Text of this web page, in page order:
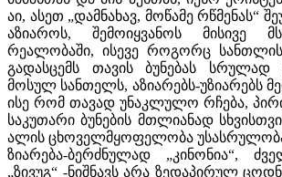
აი, ასეთ „დამნახავ, მოწამე რწმენას“
აზიაროს, შემოიყვანოს მისივე
რეალობაში, ისევე როგორც
გადასცემს თავის ბუნებას სრულად
მოსულ სანთელს, აზიარებს-უზიარებს
ისე რომ თავად უნაკლულო რჩება,
საკუთარი ბუნების მთლიანად
ალის ცხოველმყოფელობა
ზიარება-ბერძნულად „კინონია“,
„ზივუგ“ -ნიშნავს არა ზედაპირულ